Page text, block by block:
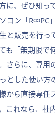
に、ぜひ知っ
コン「R∞PC
と販売を行っ
も「無期限で
さらに、専用
とした使い方
から直接専任
これなら、社